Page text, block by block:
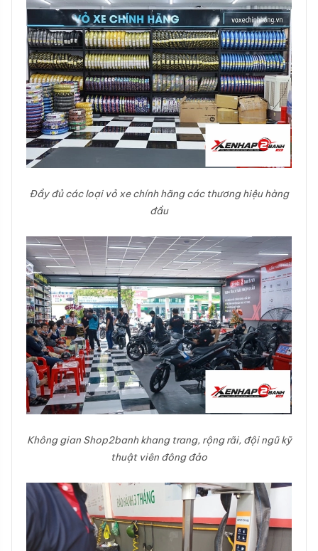
Đầy đủ các loại vỏ xe chính hãng các thương hiệu hàng
đầu
Không gian Shop2banh khang trang, rộng rãi, đội ngũ kỹ
thuật viên đông đảo